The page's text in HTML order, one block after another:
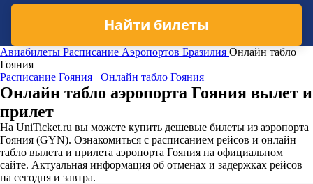
Найти билеты
Авиабилеты Расписание Аэропортов Бразилия Онлайн табло
Гояния
Расписание Гояния
Онлайн табло Гояния
Онлайн табло аэропорта Гояния вылет и
прилет
На UniTicket.ru вы можете купить дешевые билеты из аэропорта
Гояния (GYN). Ознакомиться с расписанием рейсов и онлайн
табло вылета и прилета аэропорта Гояния на официальном
сайте. Актуальная информация об отменах и задержках рейсов
на сегодня и завтра.